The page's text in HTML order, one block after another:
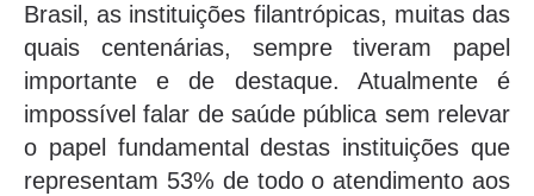
Brasil, as instituições filantrópicas, muitas das
quais centenárias, sempre tiveram papel
importante e de destaque. Atualmente é
impossível falar de saúde pública sem relevar
o papel fundamental destas instituições que
representam 53% de todo o atendimento aos